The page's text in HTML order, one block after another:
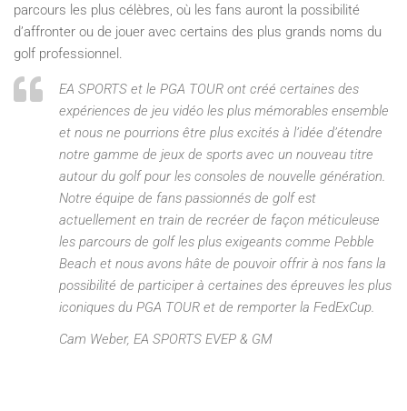
parcours les plus célèbres, où les fans auront la possibilité
d’affronter ou de jouer avec certains des plus grands noms du
golf professionnel.
EA SPORTS et le PGA TOUR ont créé certaines des
expériences de jeu vidéo les plus mémorables ensemble
et nous ne pourrions être plus excités à l’idée d’étendre
notre gamme de jeux de sports avec un nouveau titre
autour du golf pour les consoles de nouvelle génération.
Notre équipe de fans passionnés de golf est
actuellement en train de recréer de façon méticuleuse
les parcours de golf les plus exigeants comme Pebble
Beach et nous avons hâte de pouvoir offrir à nos fans la
possibilité de participer à certaines des épreuves les plus
iconiques du PGA TOUR et de remporter la FedExCup.
Cam Weber, EA SPORTS EVEP & GM